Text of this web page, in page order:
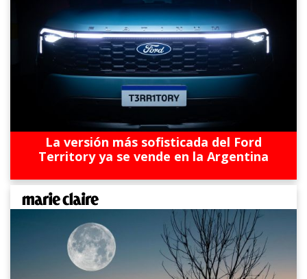
La versión más sofisticada del Ford
Territory ya se vende en la Argentina